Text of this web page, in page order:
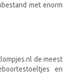
met enorm
de meest
en